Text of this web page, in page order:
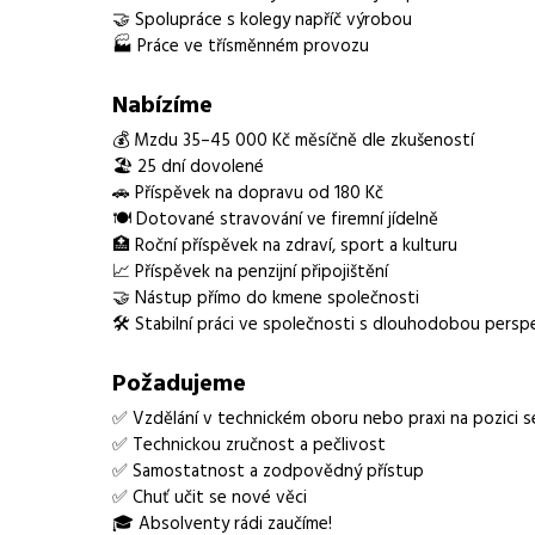
Obor / skupina výroba
Zaměstnavatel / agentura Manuvia DreamJob
Typ úvazku
Mzda 35 000 - 45 000 Kč
Směny třísměnný provoz
Forma práce práce na pracovišti
Vzdělání
Vhodné pro uchazeče z okolí Mladá Vožice
Vybrané benefity
kafetérie, příspěvek
🤝 Spolupráce s kolegy napříč výrobou
🏭 Práce ve třísměnném provozu
Nabízíme
💰 Mzdu 35–45 000 Kč měsíčně dle zkušeností
🏖️ 25 dní dovolené
🚗 Příspěvek na dopravu od 180 Kč
🍽️ Dotované stravování ve firemní jídelně
🏥 Roční příspěvek na zdraví, sport a kulturu
📈 Příspěvek na penzijní připojištění
🤝 Nástup přímo do kmene společnosti
🛠️ Stabilní práci ve společnosti s dlouhodobou
Požadujeme
✅ Vzdělání v technickém oboru nebo praxi na pozici
✅ Technickou zručnost a pečlivost
✅ Samostatnost a zodpovědný přístup
✅ Chuť učit se nové věci
🎓 Absolventy rádi zaučíme!